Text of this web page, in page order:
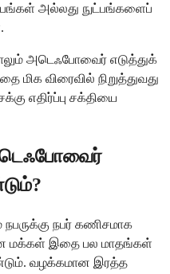
அல்லது நுட்பங்களைப்
அடெஃபோவைர் எடுத்துக்
விரைவில் நிறுத்துவது
எதிர்ப்பு சக்தியை
நபர் கணிசமாக
மக்கள் இதை பல மாதங்கள்
வழக்கமான இரத்த